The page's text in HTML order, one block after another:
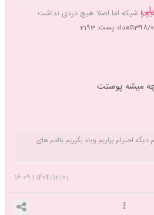
تعداد پست: 2193
و شیکه اما اصلا هیچ دردی نداشت
میشه پوستت
احترام بزاریم ویاد بگیریم باادم های
دیگه چیز های جدیدی یاد بگیریم و همدیگه
1404/12/01
|
16:09